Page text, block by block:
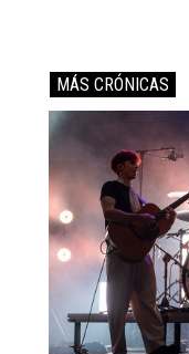
MÁS CRÓNICAS